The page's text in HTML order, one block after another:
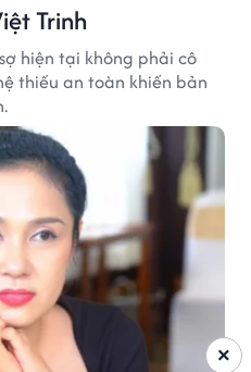
Trinh
hiện tại không phải cô
thiếu an toàn khiến bản
×